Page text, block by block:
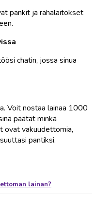
pankit ja rahalaitokset
chatin, jossa sinua
Voit nostaa lainaa 1000
päätät minkä
ovat vakuudettomia,
pantiksi.
lainan?